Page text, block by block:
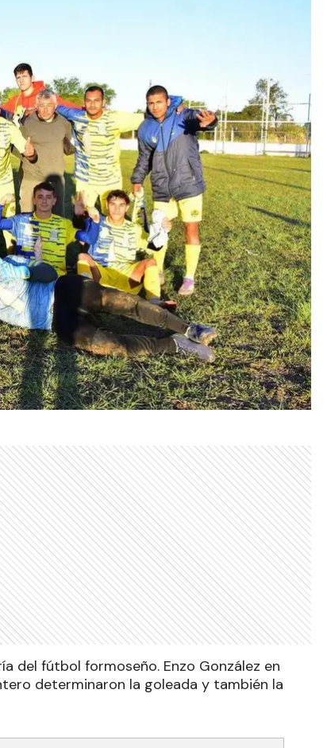
del fútbol formoseño. Enzo González en
determinaron la goleada y también la